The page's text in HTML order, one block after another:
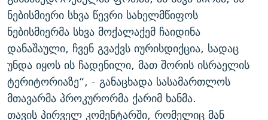
ნებისმიერი სხვა წევრი სახელმწიფოს
ნებისმიერმა სხვა მოქალაქემ ჩაიდინა
დანაშაული, ჩვენ გვაქვს იურისდიქცია, სადაც
უნდა იყოს ის ჩადენილი, მათ შორის ისრაელის
ტერიტორიაზე“, - განაცხადა სასამართლოს
მთავარმა პროკურორმა ქარიმ ხანმა.
თავის პირველ კომენტარში, რომელიც მან